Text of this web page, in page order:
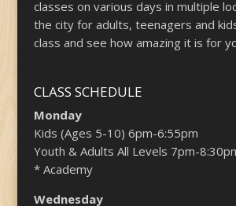
classes on various days in multiple
the city for adults, teenagers and
class and see how amazing it is for
CLASS SCHEDULE
Monday
Kids (Ages 5-10) 6pm-6:55pm
Youth & Adults All Levels 7pm-
* Academy
Wednesday